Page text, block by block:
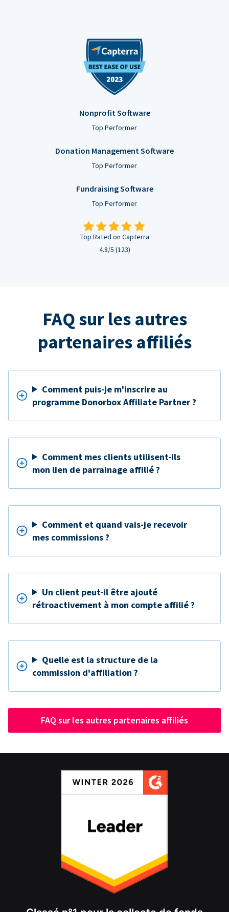
Nonprofit Software
Top Performer
Donation Management Software
Top Performer
Fundraising Software
Top Performer
Top Rated on Capterra
4.8/5 (123)
FAQ sur les autres
partenaires affiliés
Comment puis-je m'inscrire au
programme Donorbox Affiliate Partner ?
Comment mes clients utilisent-ils
mon lien de parrainage affilié ?
Comment et quand vais-je recevoir
mes commissions ?
Un client peut-il être ajouté
rétroactivement à mon compte affilié ?
Quelle est la structure de la
commission d'affiliation ?
FAQ sur les autres partenaires affiliés